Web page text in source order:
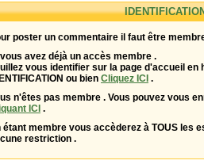
poster un commentaire il faut être
avez déjà un accès membre .
vous identifier sur la page d'accueil en
ou bien Cliquez ICI .
n'êtes pas membre . Vous pouvez vous
ICI .
étant membre vous accèderez à TOUS les
restriction .